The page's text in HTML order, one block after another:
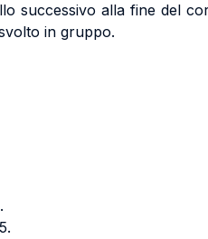
successivo alla fine del
in gruppo.